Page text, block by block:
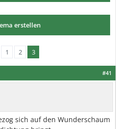
erstellen
1 2 3
#41
sich auf den Wunderschaum